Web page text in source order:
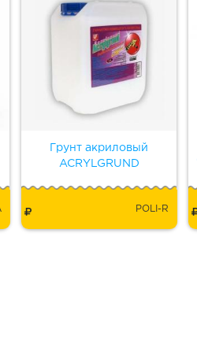
Грунт акриловый
ACRYLGRUND
POLI-R